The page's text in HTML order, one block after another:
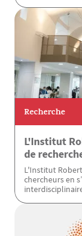
Recherche
L'Institut
de
L'Institut
chercheurs en